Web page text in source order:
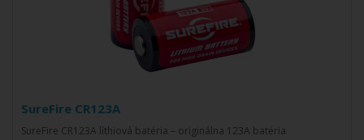
SureFire CR123A
SureFire CR123A líthiová batéria – originálna 123A batéria